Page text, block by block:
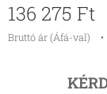
136 275 Ft
Bruttó ár (Áfá-val)